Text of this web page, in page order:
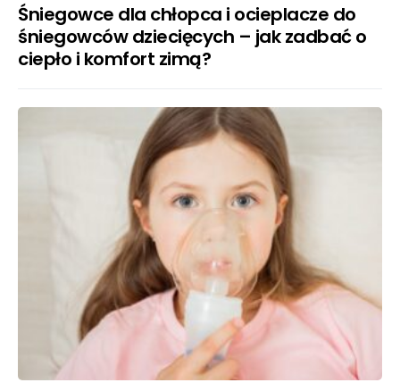
Śniegowce dla chłopca i ocieplacze do
śniegowców dziecięcych – jak zadbać o
ciepło i komfort zimą?